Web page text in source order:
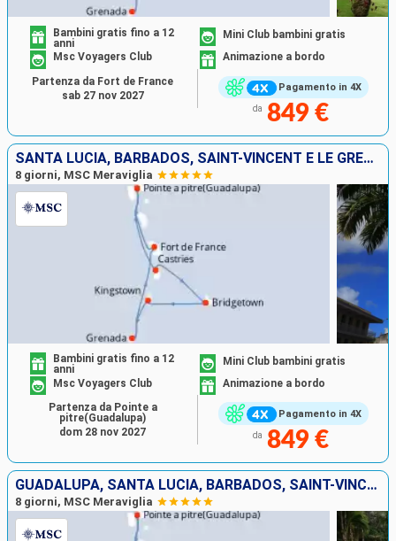
Pagamento in 4X
Bambini gratis fino a 12
anni
Mini Club bambini gratis
Msc Voyagers Club
Animazione a bordo
da 849 €
Partenza da Fort de France
sab 27 nov 2027
SANTA LUCIA, BARBADOS, SAINT-VINCENT E LE GRENADINE, GRENADA, MARTINICA, GUADALUPA
8 giorni, MSC Meraviglia
Pagamento in 4X
Bambini gratis fino a 12
anni
Mini Club bambini gratis
Msc Voyagers Club
Animazione a bordo
da 849 €
Partenza da Pointe a
pitre(Guadalupa)
dom 28 nov 2027
GUADALUPA, SANTA LUCIA, BARBADOS, SAINT-VINCENT E LE GRENADINE, GRENADA, MARTINICA
8 giorni, MSC Meraviglia